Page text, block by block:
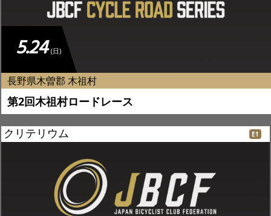
5.24 (日)
長野県木曽郡 木祖村
第2回木祖村ロードレース
クリテリウム E1